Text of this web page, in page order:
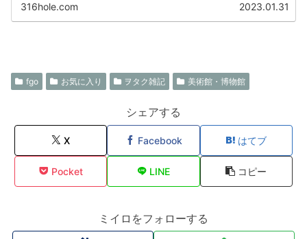
316hole.com 2023.01.31
fgo お気に入り ヲタク雑記 美術館・博物館
シェアする
X Facebook はてブ
Pocket LINE コピー
ミイロをフォローする